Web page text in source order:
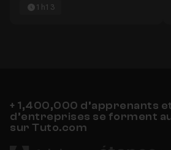
1h13
+ 1,400,000 d’apprenants
d’entreprises se forment
sur Tuto.com